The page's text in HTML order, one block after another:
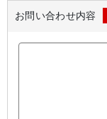
お問い合わせ内容